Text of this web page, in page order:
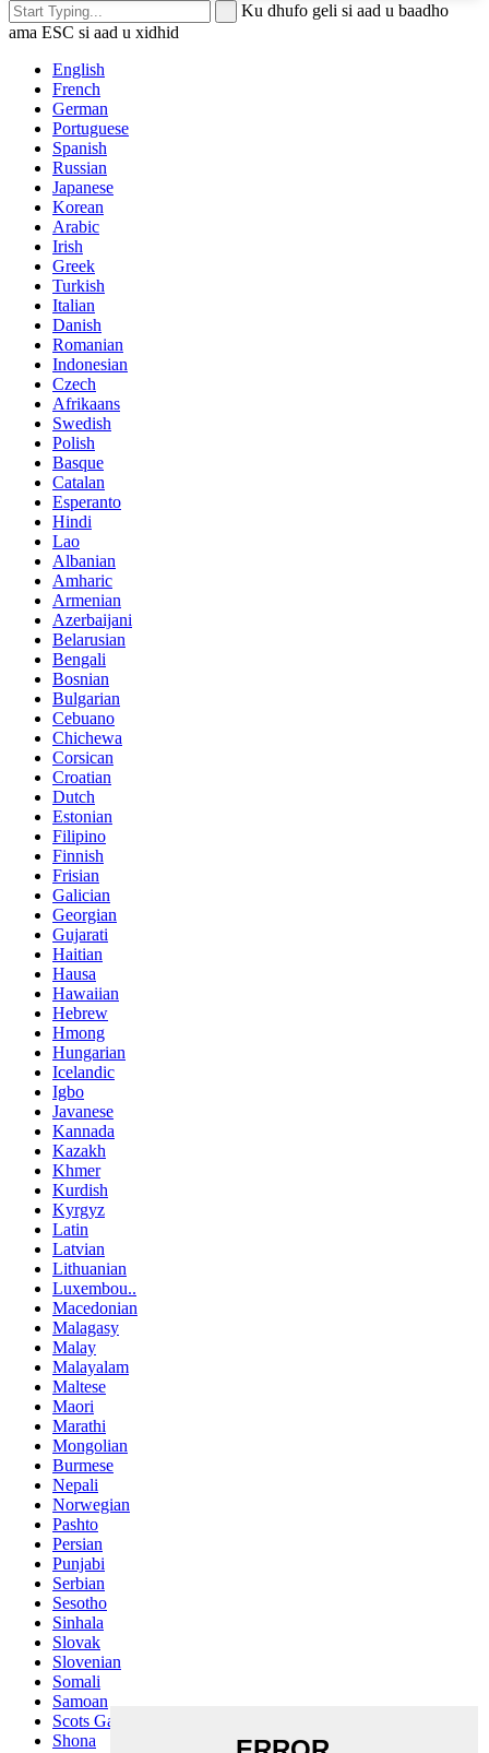
Ku dhufo geli si aad u baadho
ama ESC si aad u xidhid
English
French
German
Portuguese
Spanish
Russian
Japanese
Korean
Arabic
Irish
Greek
Turkish
Italian
Danish
Romanian
Indonesian
Czech
Afrikaans
Swedish
Polish
Basque
Catalan
Esperanto
Hindi
Lao
Albanian
Amharic
Armenian
Azerbaijani
Belarusian
Bengali
Bosnian
Bulgarian
Cebuano
Chichewa
Corsican
Croatian
Dutch
Estonian
Filipino
Finnish
Frisian
Galician
Georgian
Gujarati
Haitian
Hausa
Hawaiian
Hebrew
Hmong
Hungarian
Icelandic
Igbo
Javanese
Kannada
Kazakh
Khmer
Kurdish
Kyrgyz
Latin
Latvian
Lithuanian
Luxembou..
Macedonian
Malagasy
Malay
Malayalam
Maltese
Maori
Marathi
Mongolian
Burmese
Nepali
Norwegian
Pashto
Persian
Punjabi
Serbian
Sesotho
Sinhala
Slovak
Slovenian
Somali
Samoan
Scots Gaelic
Shona